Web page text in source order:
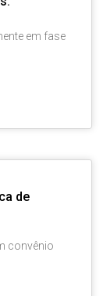
em fase
de
convênio